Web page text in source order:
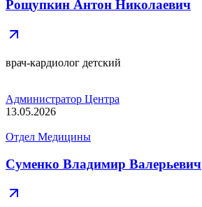
Рощупкин Антон Николаевич
врач-кардиолог детский
Администратор Центра
13.05.2026
Отдел Медицины
Суменко Владимир Валерьевич